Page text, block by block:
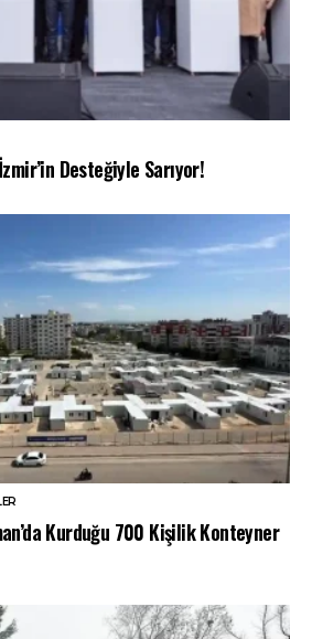
Desteğiyle Sarıyor!
Kurduğu 700 Kişilik Konteyner